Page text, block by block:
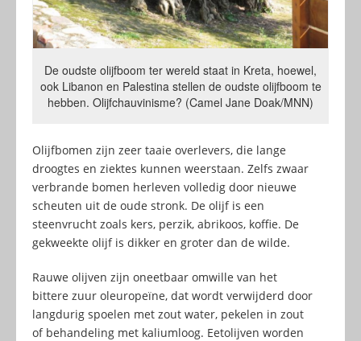
De oudste olijfboom ter wereld staat in Kreta, hoewel,
ook Libanon en Palestina stellen de oudste olijfboom te
hebben. Olijfchauvinisme? (Camel Jane Doak/MNN)
Olijfbomen zijn zeer taaie overlevers, die lange
droogtes en ziektes kunnen weerstaan. Zelfs zwaar
verbrande bomen herleven volledig door nieuwe
scheuten uit de oude stronk. De olijf is een
steenvrucht zoals kers, perzik, abrikoos, koffie. De
gekweekte olijf is dikker en groter dan de wilde.
Rauwe olijven zijn oneetbaar omwille van het
bittere zuur oleuropeïne, dat wordt verwijderd door
langdurig spoelen met zout water, pekelen in zout
of behandeling met kaliumloog. Eetolijven worden